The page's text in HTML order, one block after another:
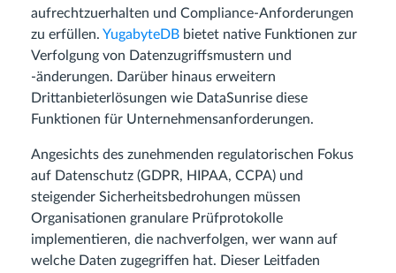
aufrechtzuerhalten und Compliance-Anforderungen
zu erfüllen. YugabyteDB bietet native Funktionen zur
Verfolgung von Datenzugriffsmustern und
-änderungen. Darüber hinaus erweitern
Drittanbieterlösungen wie DataSunrise diese
Funktionen für Unternehmensanforderungen.
Angesichts des zunehmenden regulatorischen Fokus
auf Datenschutz (GDPR, HIPAA, CCPA) und
steigender Sicherheitsbedrohungen müssen
Organisationen granulare Prüfprotokolle
implementieren, die nachverfolgen, wer wann auf
welche Daten zugegriffen hat. Dieser Leitfaden